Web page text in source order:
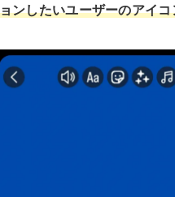
ンしたいユーザーのアイ